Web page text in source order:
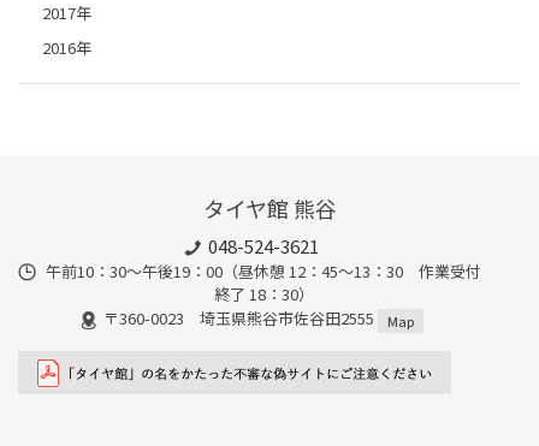
2017年
2016年
タイヤ館 熊谷
048-524-3621
午前10：30～午後19：00（昼休憩 12：45～13：30 作業受付
終了 18：30）
〒360-0023 埼玉県熊谷市佐谷田2555
Map